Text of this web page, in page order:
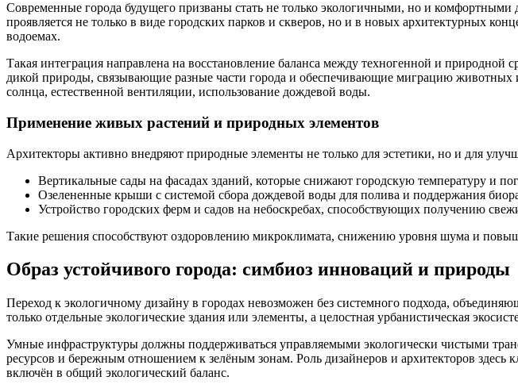
Современные города будущего призваны стать не только экологичными, но и
проявляется не только в виде городских парков и скверов, но и в новых архитектурных
водоемах.
Такая интеграция направлена на восстановление баланса между техногенной и
дикой природы, связывающие разные части города и обеспечивающие миграцию
солнца, естественной вентиляции, использование дождевой воды.
Применение живых растений и природных элементов
Архитекторы активно внедряют природные элементы не только для эстетики, но и для
Вертикальные сады на фасадах зданий, которые снижают городскую температуру и
Озелененные крыши с системой сбора дождевой воды для полива и поддержания
Устройство городских ферм и садов на небоскребах, способствующих получению
Такие решения способствуют оздоровлению микроклимата, снижению уровня шума и
Образ устойчивого города: симбиоз инноваций и природы
Переход к экологичному дизайну в городах невозможен без системного подхода,
только отдельные экологические здания или элементы, а целостная урбанистическая
Умные инфраструктуры должны поддерживаться управляемыми экологически чистыми
ресурсов и бережным отношением к зелёным зонам. Роль дизайнеров и архитекторов
включён в общий экологический баланс.